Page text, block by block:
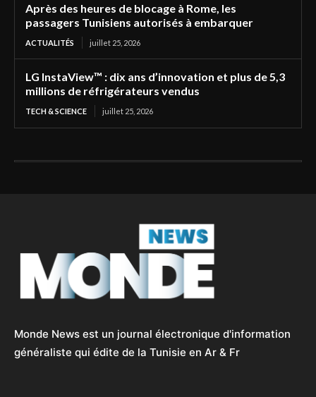
Après des heures de blocage à Rome, les
passagers Tunisiens autorisés à embarquer
ACTUALITÉS juillet 25, 2026
LG InstaView™ : dix ans d’innovation et plus de 5,3
millions de réfrigérateurs vendus
TECH & SCIENCE juillet 25, 2026
Monde News est un journal électronique d'information
généraliste qui édite de la Tunisie en Ar & Fr